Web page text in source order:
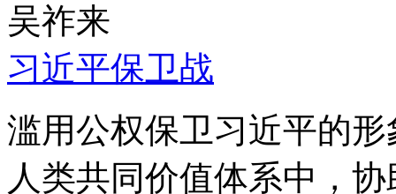
吴祚来
习近平保卫战
滥用公权保卫习近平的
人类共同价值体系中，